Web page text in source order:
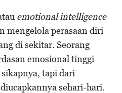
emotional intelligence
mengelola perasaan diri
di sekitar. Seorang
emosional tinggi
tapi dari
sehari-hari.